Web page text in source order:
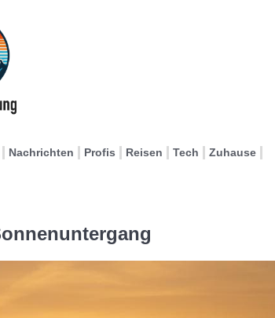
Nachrichten Profis Reisen Tech Zuhause